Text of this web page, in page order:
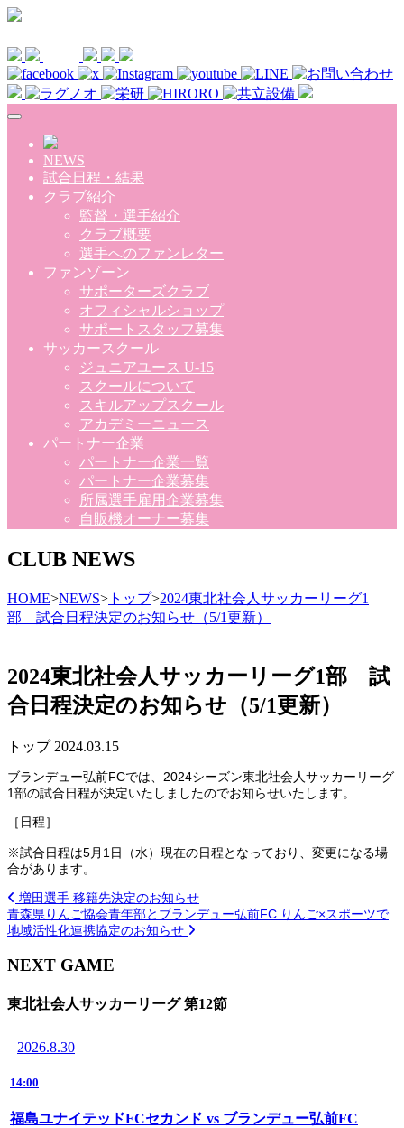
Skip to main content
NEWS
試合日程・結果
クラブ紹介
監督・選手紹介
クラブ概要
選手へのファンレター
ファンゾーン
サポーターズクラブ
オフィシャルショップ
サポートスタッフ募集
サッカースクール
ジュニアユース U-15
スクールについて
スキルアップスクール
アカデミーニュース
パートナー企業
パートナー企業一覧
パートナー企業募集
所属選手雇用企業募集
自販機オーナー募集
CLUB NEWS
HOME>NEWS> トップ>2024東北社会人サッカーリーグ1
部 試合日程決定のお知らせ（5/1更新）
2024東北社会人サッカーリーグ1部 試
合日程決定のお知らせ（5/1更新）
トップ 2024.03.15
ブランデュー弘前FCでは、2024シーズン東北社会人サッカーリーグ
1部の試合日程が決定いたしましたのでお知らせいたします。
［日程］
※試合日程は5月1日（水） 現在の日程となっており、変更になる場
合があります。
増田選手 移籍先決定のお知らせ
青森県りんご協会青年部とブランデュー弘前FC りんご×スポーツで
地域活性化連携協定のお知らせ
NEXT GAME
東北社会人サッカーリーグ 第12節
2026.8.30
14:00
福島ユナイテッドFCセカンド vs ブランデュー弘前FC